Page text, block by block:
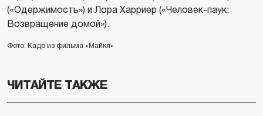
(«Одержимость») и Лора Харриер («Человек-паук:
Возвращение домой»).
Фото: Кадр из фильма «Майкл»
ЧИТАЙТЕ ТАКЖЕ